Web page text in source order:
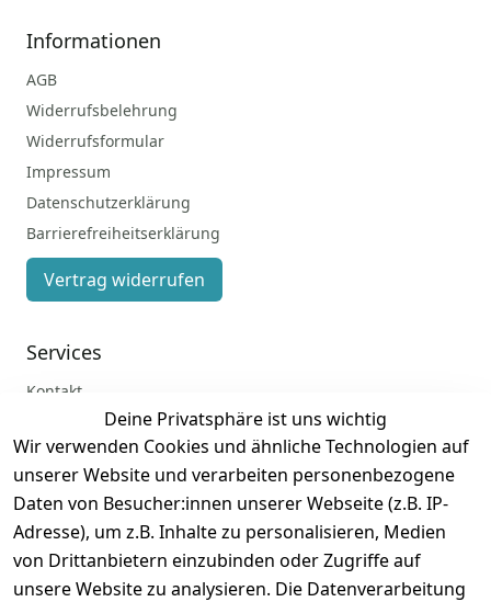
Deine Privatsphäre ist uns wichtig
Wir verwenden Cookies und ähnliche Technologien auf
unserer Website und verarbeiten personenbezogene
Daten von Besucher:innen unserer Webseite (z.B. IP-
Adresse), um z.B. Inhalte zu personalisieren, Medien
von Drittanbietern einzubinden oder Zugriffe auf
unsere Website zu analysieren. Die Datenverarbeitung
Informationen
AGB
Widerrufsbelehrung
Widerrufsformular
Impressum
Datenschutzerklärung
Barrierefreiheitserklärung
Vertrag widerrufen
Services
Kontakt
Registrieren
Zahlung und Versand